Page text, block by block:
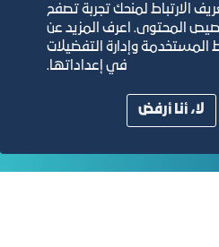
السنوية
الاستثمارية
الارتباط لمنحك تجربة تصفح
المحتوى. اعرف المزيد عن
المستخدمة وإدارة التفضيلات
في إعداداتها.
لا، أنا أرفض